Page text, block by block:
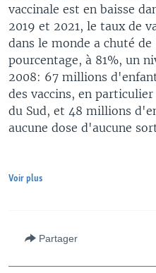
vaccinale est en baisse
2019 et 2021, le taux de
dans le monde a chuté de
pourcentage, à 81%, un
2008: 67 millions
des vaccins, en
du Sud, et 48 millions
aucune dose d'aucune
Voir plus
Partager